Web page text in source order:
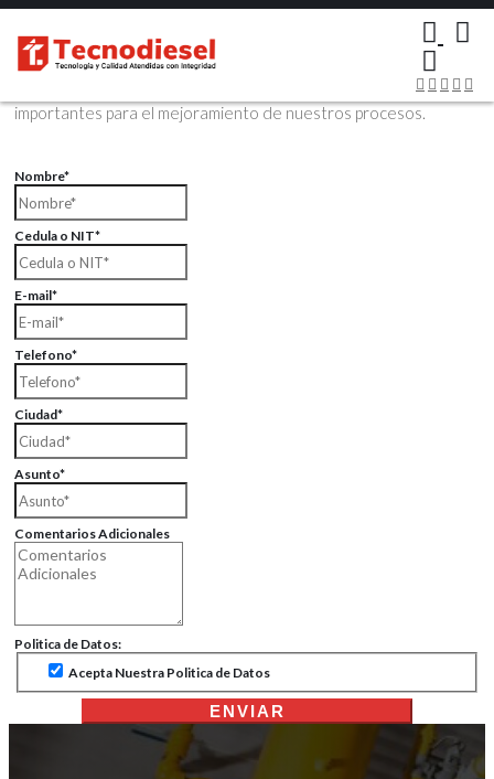
Contáctenos Vía Email
Envíenos sus datos con sus comentarios, sus opiniones son muy
importantes para el mejoramiento de nuestros procesos.
Nombre*
Cedula o NIT*
E-mail*
Telefono*
Ciudad*
Asunto*
Comentarios Adicionales
Politica de Datos:
Acepta Nuestra Politica de Datos
ENVIAR